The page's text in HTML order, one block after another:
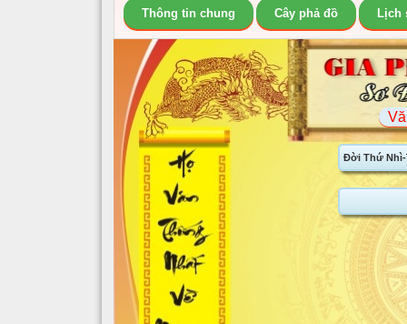
Thông tin chung Cây phả đồ Lịch
Đời Thứ